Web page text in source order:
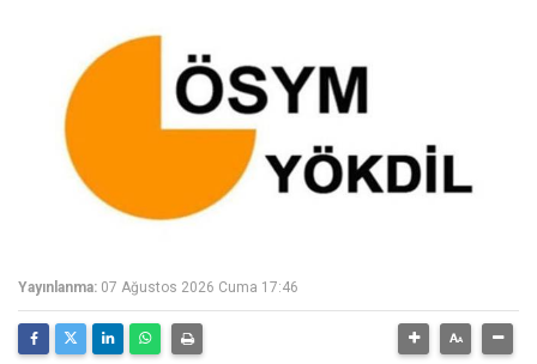
Yayınlanma: 07 Ağustos 2026 Cuma 17:46